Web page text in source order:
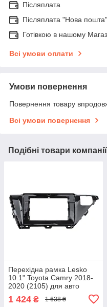
Післяплата
Післяплата "Нова пошта"
Готівкою в нашому
Всі умови оплати
Умови повернення
Повернення товару
Всі умови повернення
Подібні товари компанії
Перехідна рамка Lesko
10.1" Toyota Camry 2018-
2020 (2105) для авто
1 424 ₴ 1 638 ₴